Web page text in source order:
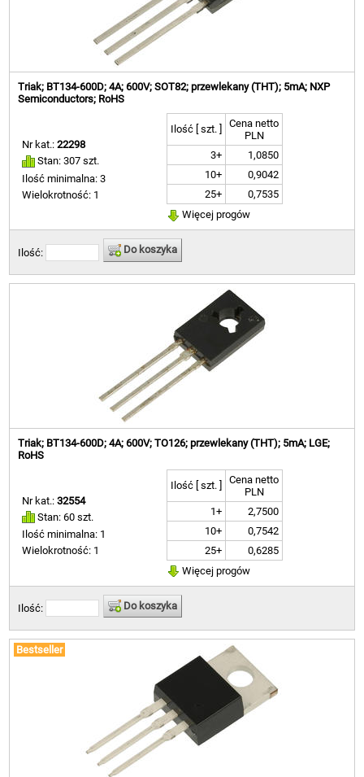
Triak; BT134-600D; 4A; 600V; SOT82; przewlekany (THT); 5mA; NXP
Semiconductors; RoHS
Nr kat.:22298
Stan: 307 szt.
Ilość minimalna: 3
Wielokrotność: 1
Ilość [ szt. ]
Cena netto
PLN
3+
1,0850
10+
0,9042
25+
0,7535
Więcej progów
Ilość: Do koszyka
Triak; BT134-600D; 4A; 600V; TO126; przewlekany (THT); 5mA; LGE;
RoHS
Nr kat.:32554
Stan: 60 szt.
Ilość minimalna: 1
Wielokrotność: 1
Ilość [ szt. ]
Cena netto
PLN
1+
2,7500
10+
0,7542
25+
0,6285
Więcej progów
Ilość: Do koszyka
Bestseller